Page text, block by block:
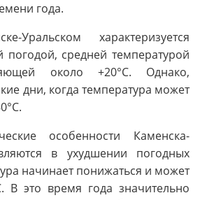
года.
Уральском характеризуется
погодой, средней температурой
около +20°C. Однако,
дни, когда температура может
особенности Каменска-
в ухудшении погодных
начинает понижаться и может
В это время года значительно